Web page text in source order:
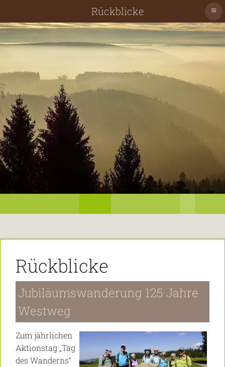
Schiltach
Schenkenzell
Rückblicke
Jubiläumswanderung 125 Jahre
Westweg
Zum jährlichen
Aktionstag „Tag
des Wanderns“
Rückblicke ≡